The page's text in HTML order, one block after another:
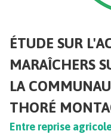
ÉTUDE SUR
MARAÎCHERS
LA
THORÉ
Entre reprise